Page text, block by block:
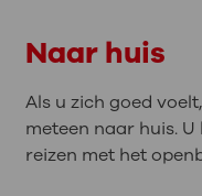
Naar huis
Als u zich goed
meteen naar huis.
reizen met het